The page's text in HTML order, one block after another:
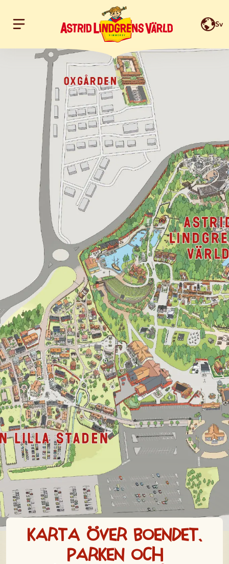
Hoppa till innehållet Sv
Karta över boendet,
parken och